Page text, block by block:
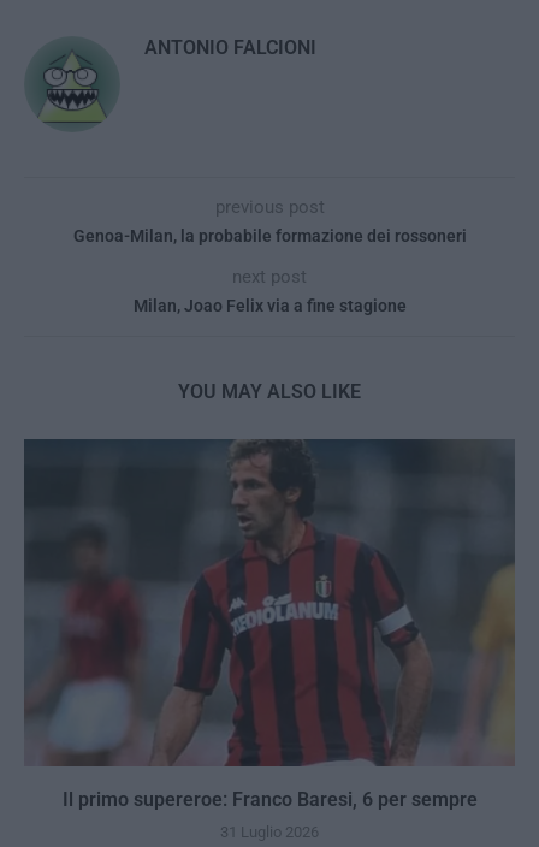
ANTONIO FALCIONI
previous post
Genoa-Milan, la probabile formazione dei rossoneri
next post
Milan, Joao Felix via a fine stagione
YOU MAY ALSO LIKE
Il primo supereroe: Franco Baresi, 6 per sempre
31 Luglio 2026